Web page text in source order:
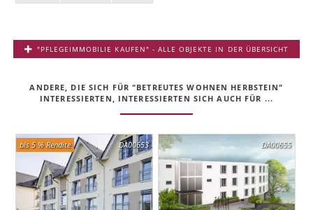
"PFLEGEIMMOBILIE KAUFEN" - ALLE OBJEKTE IN DER ÜBERSICHT
ANDERE, DIE SICH FÜR "BETREUTES WOHNEN HERBSTEIN"
INTERESSIERTEN, INTERESSIERTEN SICH AUCH FÜR ...
DA00653
bis 5 % Rendite DA00655